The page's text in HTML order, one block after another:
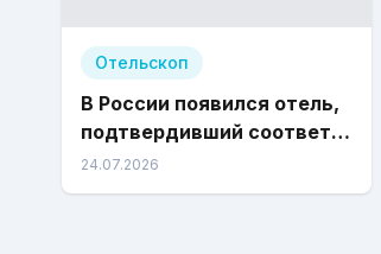
Отельскоп
В России появился отель,
подтвердивший соответствие
стандарту «Зеленый
отель»
24.07.2026